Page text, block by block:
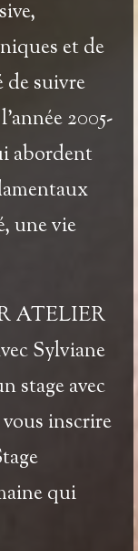
et de
de suivre
2005-
abordent
une vie
ATELIER
Sylviane
stage avec
inscrire
qui